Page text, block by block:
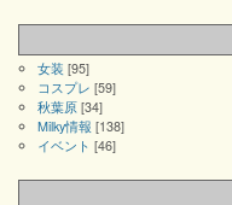
女装 [95]
コスプレ [59]
秋葉原 [34]
Milky情報 [138]
イベント [46]